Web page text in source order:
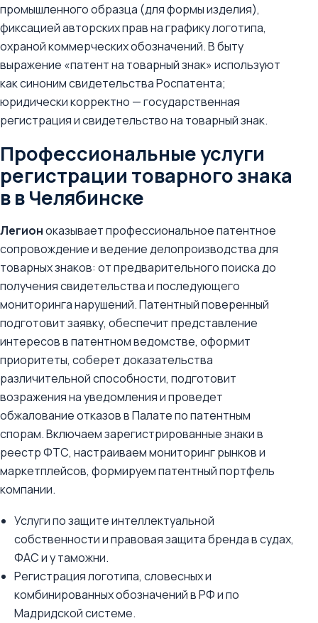
промышленного образца (для формы изделия),
фиксацией авторских прав на графику логотипа,
охраной коммерческих обозначений. В быту
выражение «патент на товарный знак» используют
как синоним свидетельства Роспатента;
юридически корректно — государственная
регистрация и свидетельство на товарный знак.
Профессиональные услуги
регистрации товарного знака
в в Челябинске
Легионоказывает профессиональное патентное
сопровождение и ведение делопроизводства для
товарных знаков: от предварительного поиска до
получения свидетельства и последующего
мониторинга нарушений. Патентный поверенный
подготовит заявку, обеспечит представление
интересов в патентном ведомстве, оформит
приоритеты, соберет доказательства
различительной способности, подготовит
возражения на уведомления и проведет
обжалование отказов в Палате по патентным
спорам. Включаем зарегистрированные знаки в
реестр ФТС, настраиваем мониторинг рынков и
маркетплейсов, формируем патентный портфель
компании.
Услуги по защите интеллектуальной
собственности и правовая защита бренда в судах,
ФАС и у таможни.
Регистрация логотипа, словесных и
комбинированных обозначений в РФ и по
Мадридской системе.